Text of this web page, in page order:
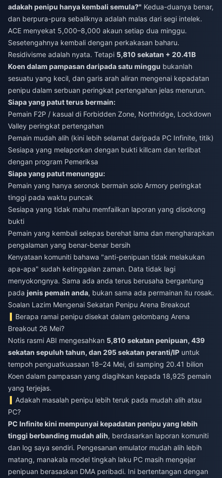
adakah penipu hanya kembali semula?" Kedua-duanya benar,
dan berpura-pura sebaliknya adalah malas dari segi intelek.
ACE menyekat 5,000–8,000 akaun setiap dua minggu.
Sesetengahnya kembali dengan perkakasan baharu.
Residivisme adalah nyata. Tetapi 5,810 sekatan + 20.41B
Koen dalam pampasan daripada satu minggu bukanlah
sesuatu yang kecil, dan garis arah aliran mengenai kepadatan
penipu dalam serbuan peringkat pertengahan jelas menurun.
Siapa yang patut terus bermain:
Pemain F2P / kasual di Forbidden Zone, Northridge, Lockdown
Valley peringkat pertengahan
Pemain mudah alih (kini lebih selamat daripada PC Infinite, titik)
Sesiapa yang melaporkan dengan bukti killcam dan terlibat
dengan program Pemeriksa
Siapa yang patut menunggu:
Pemain yang hanya seronok bermain solo Armory peringkat
tinggi pada waktu puncak
Sesiapa yang tidak mahu memfailkan laporan yang disokong
bukti
Pemain yang kembali selepas berehat lama dan mengharapkan
pengalaman yang benar-benar bersih
Kenyataan komuniti bahawa "anti-penipuan tidak melakukan
apa-apa" sudah ketinggalan zaman. Data tidak lagi
menyokongnya. Sama ada anda terus berusaha bergantung
pada jenis pemain anda, bukan sama ada permainan itu rosak.
Soalan Lazim Mengenai Sekatan Penipu Arena Breakout
Berapa ramai penipu disekat dalam gelombang Arena
Breakout 26 Mei?
Notis rasmi ABI mengesahkan 5,810 sekatan penipuan, 439
sekatan sepuluh tahun, dan 295 sekatan peranti/IP untuk
tempoh penguatkuasaan 18–24 Mei, di samping 20.41 bilion
Koen dalam pampasan yang diagihkan kepada 18,925 pemain
yang terjejas.
Adakah masalah penipu lebih teruk pada mudah alih atau
PC?
PC Infinite kini mempunyai kepadatan penipu yang lebih
tinggi berbanding mudah alih, berdasarkan laporan komuniti
dan log saya sendiri. Pengesanan emulator mudah alih lebih
matang, manakala model tingkah laku PC masih mengejar
penipuan berasaskan DMA peribadi. Ini bertentangan dengan